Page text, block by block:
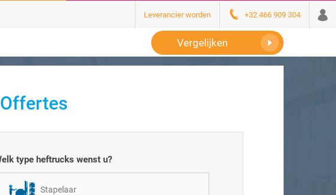
Leverancier worden +32 466 909 304
Vergelijken
type heftrucks wenst u?
Stapelaar